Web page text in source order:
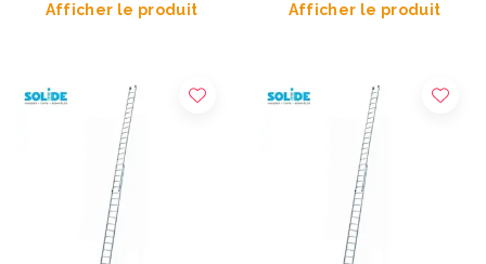
Afficher le produit Afficher le produit